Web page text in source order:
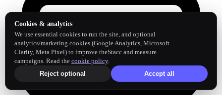
Cookies & analytics
We use essential cookies to run the site, and optional
analytics/marketing cookies (Google Analytics, Microsoft
Clarity, Meta Pixel) to improve theStacc and measure
campaigns. Read the cookie policy.
Reject optional
Accept all